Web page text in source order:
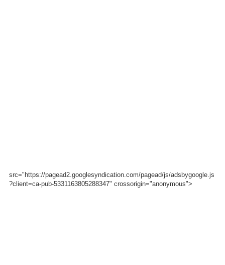
src="https://pagead2.googlesyndication.com/pagead/js/adsbygoogle.js
?client=ca-pub-5331163805288347" crossorigin="anonymous">